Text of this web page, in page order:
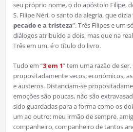
seu próprio nome, o do apóstolo Filipe,
S. Filipe Néri, o santo da alegria, que dizia
pecado e a tristeza”. Três Filipes e um
diálogos atribuído a dois, mas que na
Três em um, é o título do livro.
Tudo em “3 em 1” tem uma razão de
propositadamente secos, económicos,
e austeros. Distanciam-se
emoções são poucas, não são
sido guardadas para a forma como os
um ao outro: meu irmão de sempre,
companheiro, companheiro de tantos